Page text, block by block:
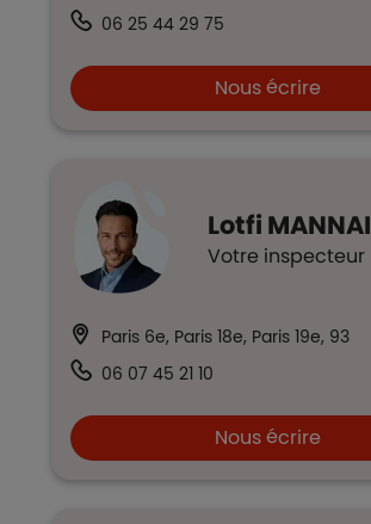
06 25 44 29 75
Nous écrire
Lotfi MANNAI
Votre inspecteur
Paris 6e, Paris 18e, Paris 19e, 93
06 07 45 21 10
Nous écrire